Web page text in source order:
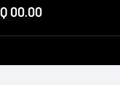
Q 00.00